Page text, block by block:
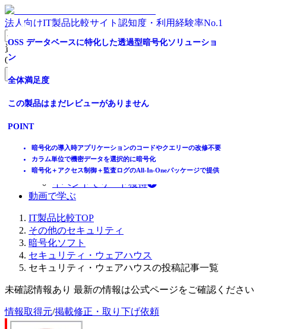
法人向けIT製品比較サイト 認知度・利用経験率No.1
資料請求リスト
0件
無料資料請求フォームへ
ホーム
製品を探す
ランキングから探す
はじめての方へ
掲載について
ITトレンドへの掲載
イベントでリード獲得
動画で学ぶ
IT製品比較TOP
その他のセキュリティ
暗号化ソフト
セキュリティ・ウェアハウス
セキュリティ・ウェアハウスの投稿記事一覧
未確認情報あり 最新の情報は公式ページをご確認ください
情報取得元/掲載修正・取り下げ依頼
Oracle/Microsoft SQL Server専用のDB暗号化ソリューショ
ン
全体満足度
この製品はまだレビューがありません
POINT
既存データベースに後付けでクエリー変更せずに導入可能
選択的暗号化を実現しデータベースの機密性と可用性を両立
暗号化＋アクセス制御＋監査ログのAll-In-Oneパッケージで提供
OSS データベースに特化した透過型暗号化ソリューショ
ン
全体満足度
この製品はまだレビューがありません
POINT
暗号化の導入時アプリケーションのコードやクエリーの改修不要
カラム単位で機密データを選択的に暗号化
暗号化＋アクセス制御＋監査ログのAll-In-Oneパッケージで提供